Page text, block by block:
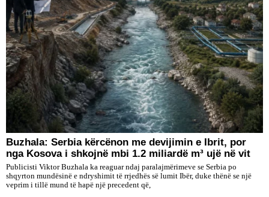
Buzhala: Serbia kërcënon me devijimin e Ibrit, por
nga Kosova i shkojnë mbi 1.2 miliardë m³ ujë në vit
Publicisti Viktor Buzhala ka reaguar ndaj paralajmërimeve se Serbia po
shqyrton mundësinë e ndryshimit të rrjedhës së lumit Ibër, duke thënë se një
veprim i tillë mund të hapë një precedent që,